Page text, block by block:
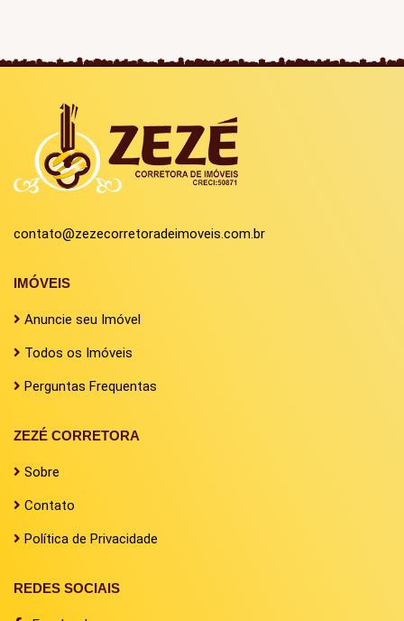
contato@zezecorretoradeimoveis.com.br
IMÓVEIS
Anuncie seu Imóvel
Todos os Imóveis
Perguntas Frequentas
ZEZÉ CORRETORA
Sobre
Contato
Política de Privacidade
REDES SOCIAIS